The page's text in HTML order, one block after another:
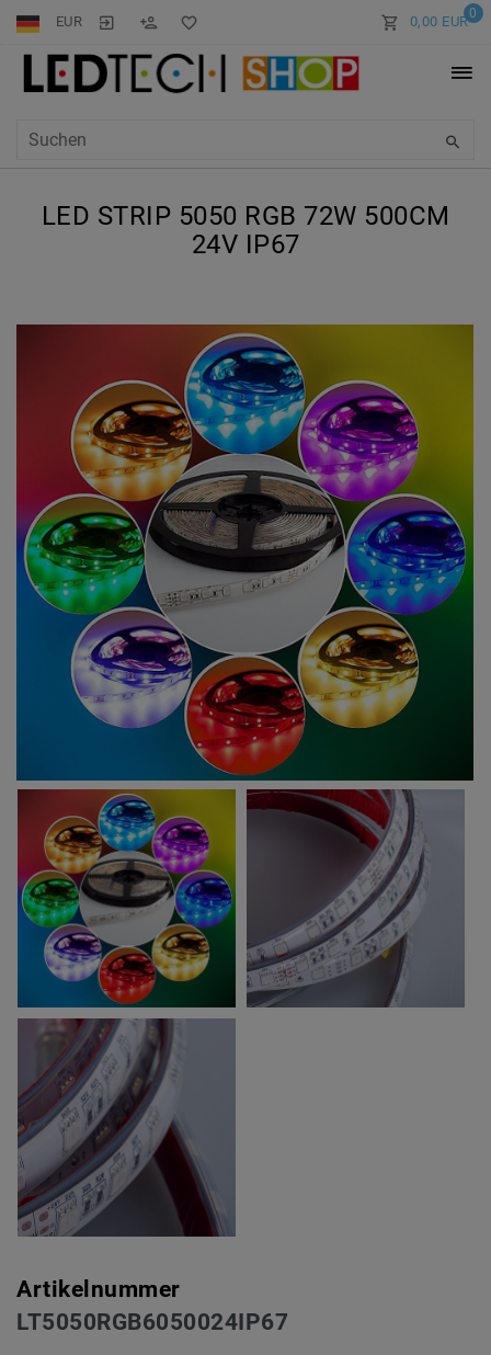
EUR 0
0,00 EUR
LED STRIP 5050 RGB 72W 500CM
24V IP67
Artikelnummer
LT5050RGB6050024IP67